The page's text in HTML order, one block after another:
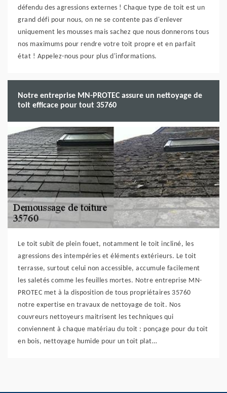
défendu des agressions externes ! Chaque type de toit est un
grand défi pour nous, on ne se contente pas d'enlever
uniquement les mousses mais sachez que nous donnerons tous
nos maximums pour rendre votre toit propre et en parfait
état ! Appelez-nous pour plus d'informations.
Notre entreprise MN-PROTEC assure un nettoyage de
toit efficace pour tout 35760
Le toit subit de plein fouet, notamment le toit incliné, les
agressions des intempéries et éléments extérieurs. Le toit
terrasse, surtout celui non accessible, accumule facilement
les saletés comme les feuilles mortes. Notre entreprise MN-
PROTEC met à la disposition de tous propriétaires 35760
notre expertise en travaux de nettoyage de toit. Nos
couvreurs nettoyeurs maitrisent les techniques qui
conviennent à chaque matériau du toit : ponçage pour du toit
en bois, nettoyage humide pour un toit plat…